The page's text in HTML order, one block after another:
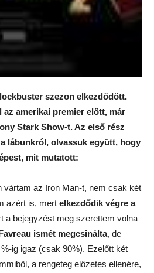
szezon elkezdődött.
amerikai premier előtt, már
Stark Show-t. Az első rész
lábunkról, olvassuk együtt, hogy
mit mutatott:
vártam az Iron Man-t, nem csak két
azért is, mert elkezdődik végre a
a bejegyzést meg szerettem volna
ismét megcsinálta, de
ig igaz (csak 90%). Ezelőtt két
a rengeteg előzetes ellenére,